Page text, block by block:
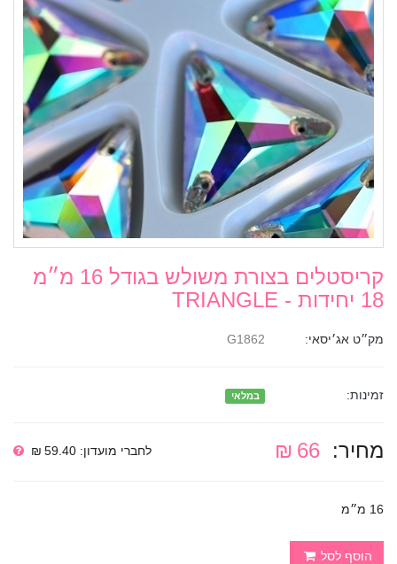
קריסטלים בצורת משולש בגודל 16 מ״מ
18 יחידות - TRIANGLE
מק״ט אג׳יסאי:
זמינות: במלאי
מחיר: 66 ₪ לחברי מועדון: 59.40 ₪
16 מ״מ
הוסף לסל